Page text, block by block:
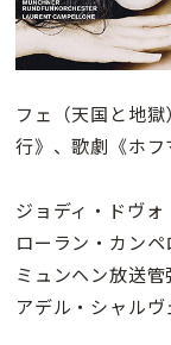
フェ（天国と地
行》、歌劇《ホ
ジョディ・ドヴォ
ローラン・カンペ
ミュンヘン放送管
アデル・シャルヴ